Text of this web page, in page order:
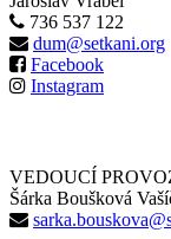
736 537 122
dum@setkani.org
Facebook
Instagram
VEDOUCÍ
Šárka Boušková